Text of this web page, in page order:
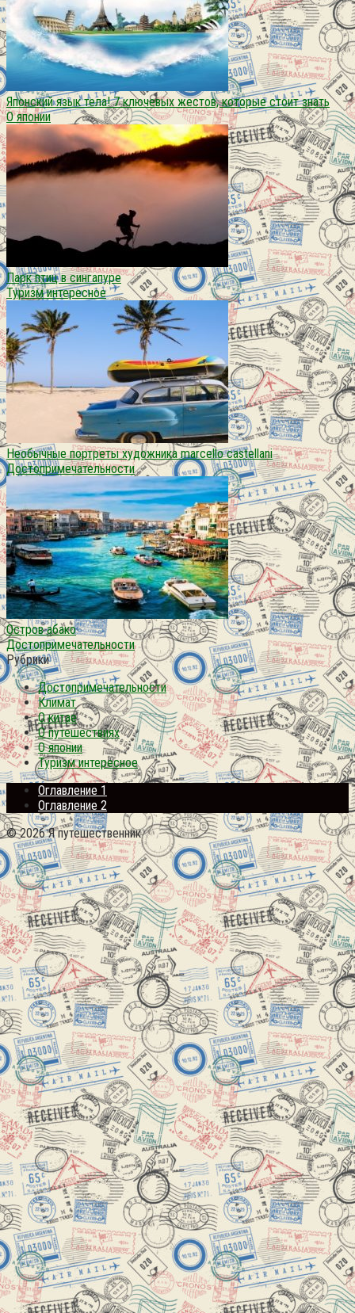
Японский язык тела! 7 ключевых жестов, которые стоит знать
О японии
Парк птиц в сингапуре
Туризм интересное
Необычные портреты художника marcello castellani
Достопримечательности
Остров абако
Достопримечательности
Рубрики
Достопримечательности
Климат
О китае
О путешествиях
О японии
Туризм интересное
Оглавление 1
Оглавление 2
© 2026 Я путешественник